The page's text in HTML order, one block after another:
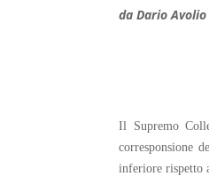
daDario Avolio
Il Supremo
corresponsione
inferiore rispetto